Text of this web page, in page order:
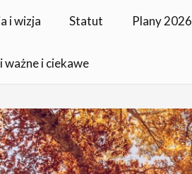
i wizja Statut Plany 2026
ważne i ciekawe